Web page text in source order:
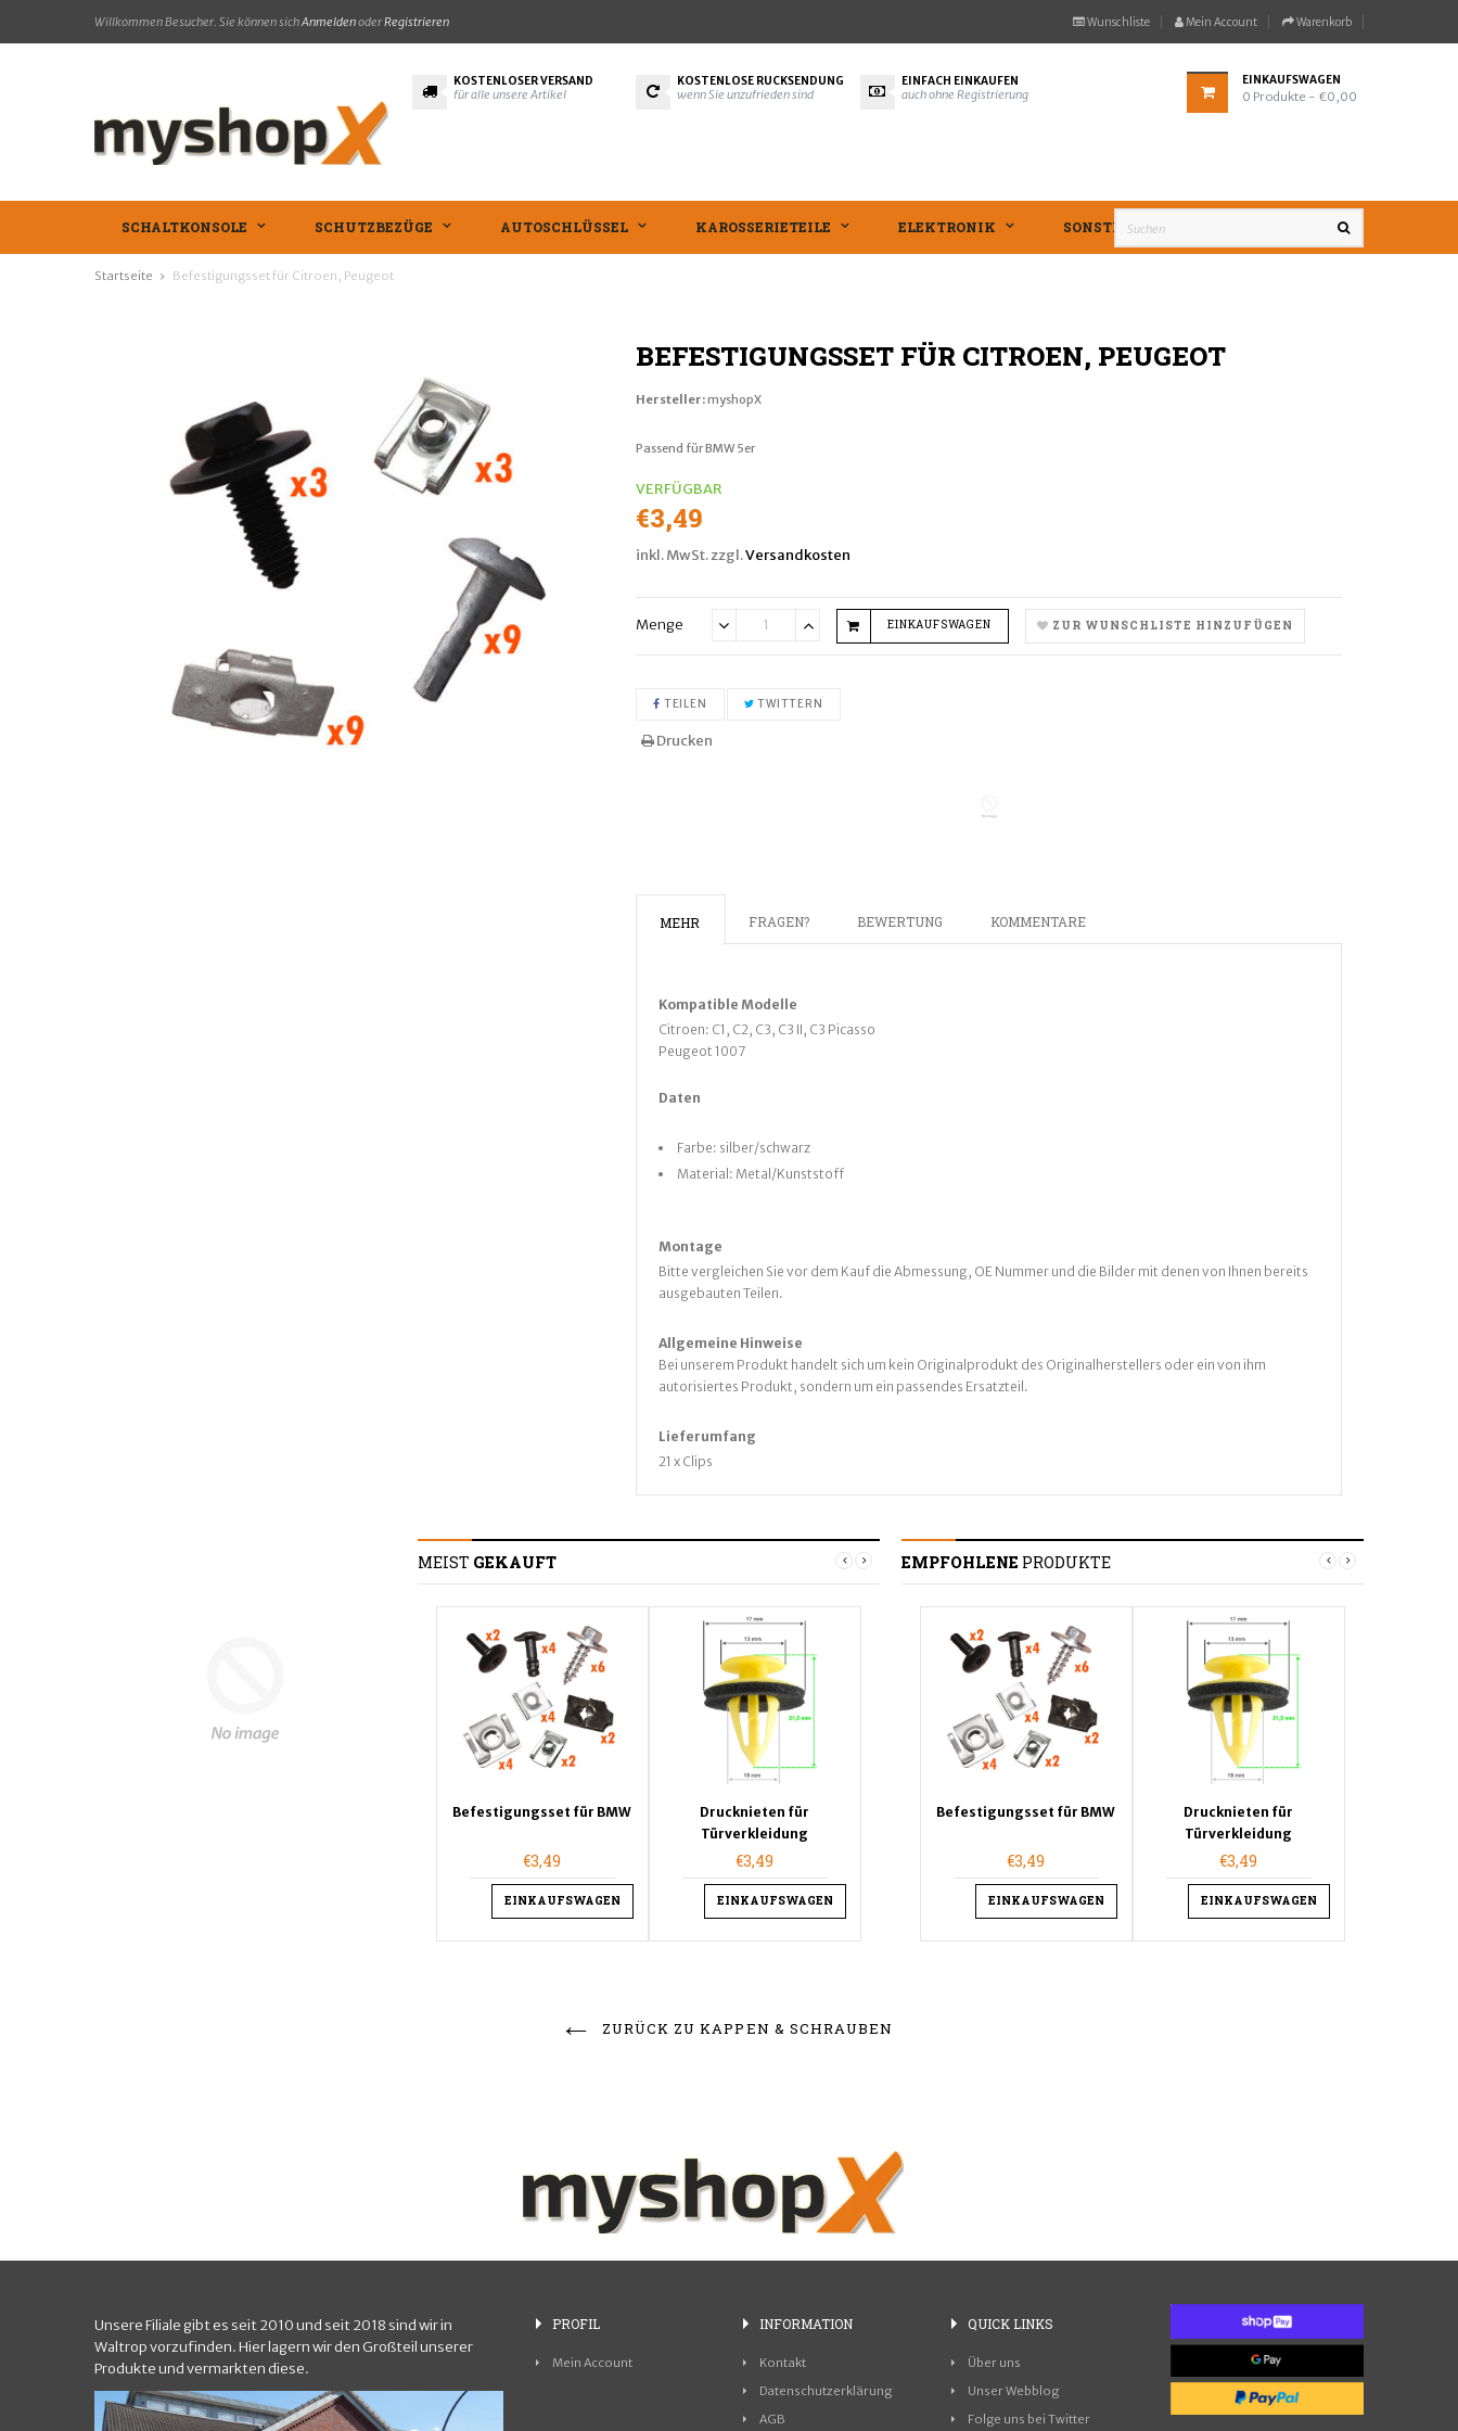
Willkommen Besucher. Sie können sichAnmeldenoderRegistrieren Wunschliste Mein Account Warenkorb
KOSTENLOSER VERSAND
für alle unsere Artikel
KOSTENLOSE RÜCKSENDUNG
wenn Sie unzufrieden sind
EINFACH EINKAUFEN
auch ohne Registrierung
EINKAUFSWAGEN
0 Produkte - €0,00
SCHALTKONSOLE SCHUTZBEZÜGE AUTOSCHLÜSSEL KAROSSERIETEILE ELEKTRONIK SONSTIGES
Startseite Befestigungsset für Citroen, Peugeot
BEFESTIGUNGSSET FÜR CITROEN, PEUGEOT
Hersteller:myshopX
Passend für BMW 5er
VERFÜGBAR
Normaler
Preis
€3,49
inkl. MwSt. zzgl.Versandkosten
Menge
de.cart.general.reduce_quantity
Translation
de.cart.general.increase_quantity
EINKAUFSWAGEN ZUR WUNSCHLISTE HINZUFÜGEN
TEILEN AUF FACEBOOK TEILEN
TWITTERN
Drucken
MEHR FRAGEN? BEWERTUNG KOMMENTARE
Kompatible Modelle
Citroen: C1, C2, C3, C3 II, C3 Picasso
Peugeot 1007
Daten
Farbe: silber/schwarz
Material: Metal/Kunststoff
Montage
Bitte vergleichen Sie vor dem Kauf die Abmessung, OE Nummer und die Bilder mit denen von Ihnen bereits
ausgebauten Teilen.
Allgemeine Hinweise
Bei unserem Produkt handelt sich um kein Originalprodukt des Originalherstellers oder ein von ihm
autorisiertes Produkt, sondern um ein passendes Ersatzteil.
Lieferumfang
21 x Clips
MEIST GEKAUFT
Befestigungsset für BMW
€3,49
EINKAUFSWAGEN
Drucknieten für
Türverkleidung
€3,49
EINKAUFSWAGEN
Drucknieten für
EINKAUFSWAGEN
Drucknieten für
Türverkleidung
EINKAUFSWAGEN
EMPFOHLENE PRODUKTE
Drucknieten für
DETAILS
Drucknieten für
Türverkleidung
EINKAUFSWAGEN
Befestigungsset für BMW
€3,49
EINKAUFSWAGEN
Drucknieten für
Türverkleidung
€3,49
EINKAUFSWAGEN
ZURÜCK ZU KAPPEN & SCHRAUBEN
Unsere Filiale gibt es seit 2010 und seit 2018 sind wir in
Waltrop vorzufinden. Hier lagern wir den Großteil unserer
Produkte und vermarkten diese.
PROFIL
Mein Account
INFORMATION
Kontakt
Datenschutzerklärung
AGB
QUICKLINKS
Über uns
Unser Webblog
Folge uns bei Twitter